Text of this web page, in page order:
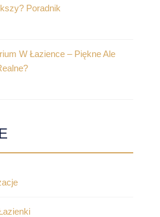
Poradnik
W Łazience – Piękne Ale